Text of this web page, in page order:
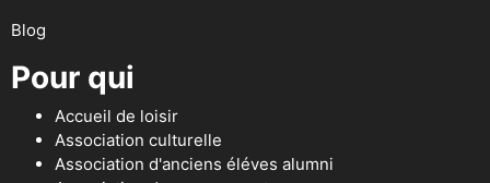
Blog
Pour qui
Accueil de loisir
Association culturelle
Association d'anciens éléves alumni